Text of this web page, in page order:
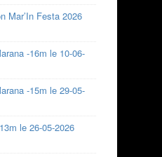
Mar’In Festa 2026
-16m le 10-06-
-15m le 29-05-
le 26-05-2026